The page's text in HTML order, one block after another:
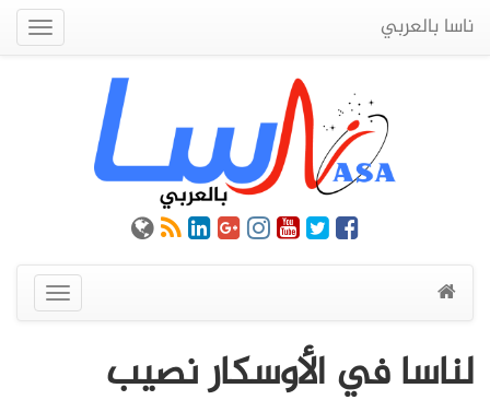
ناسا بالعربي
عرض
القائمة
لناسا في الأوسكار نصيب